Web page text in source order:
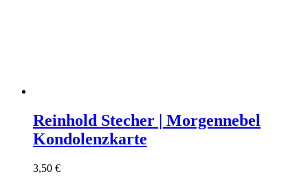
Reinhold Stecher | Morgennebel
Kondolenzkarte
3,50 €